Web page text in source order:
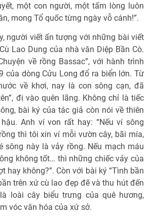
một con người, một tấm lòng luôn
mong Tổ quốc từng ngày vỗ cánh!”.
người viết ấn tượng với những bài viết
Lao Dung của nhà văn Diệp Bần Cò.
về rồng Bassac”, với hành trình
của dòng Cửu Long đổ ra biển lớn. Từ
về khơi, nay là con sông cạn, đã
đi vào quên lãng. Không chỉ là tiếc
bài ký của tác giả còn nói về thiên
Anh ví von rất hay: “Nếu ví sông
thì tôi xin ví mỗi vườn cây, bãi mía,
sông này là vảy rồng. Nếu mạch máu
không tốt… thì những chiếc vảy của
hay không?”. Còn với bài ký “Tình bần
trên xứ cù lao đẹp đẽ và thu hút đến
loài cây biểu trưng của quê hương,
vóc văn hóa của xứ sở.